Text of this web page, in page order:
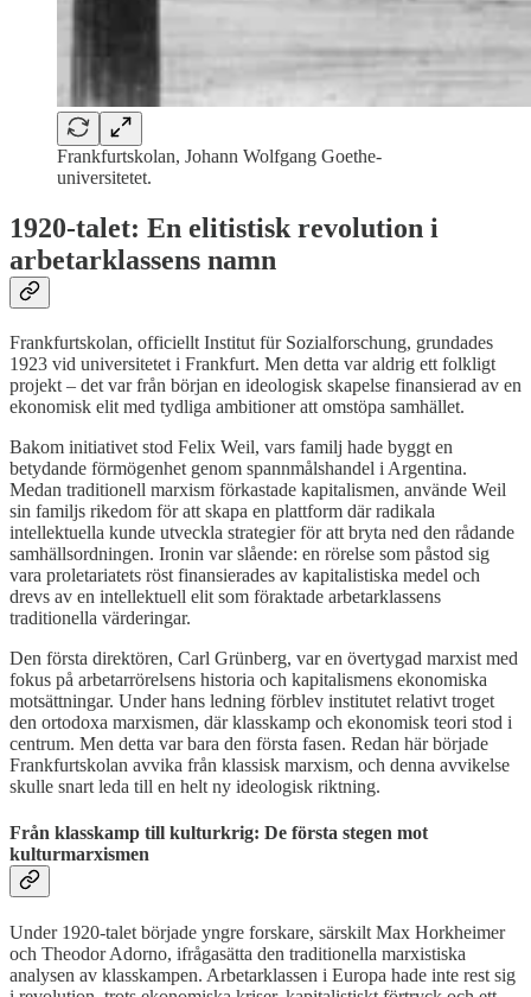
Frankfurtskolan, Johann Wolfgang Goethe-
universitetet.
1920-talet: En elitistisk revolution i
arbetarklassens namn
Frankfurtskolan, officiellt Institut für Sozialforschung, grundades
1923 vid universitetet i Frankfurt. Men detta var aldrig ett folkligt
projekt – det var från början en ideologisk skapelse finansierad av en
ekonomisk elit med tydliga ambitioner att omstöpa samhället.
Bakom initiativet stod Felix Weil, vars familj hade byggt en
betydande förmögenhet genom spannmålshandel i Argentina.
Medan traditionell marxism förkastade kapitalismen, använde Weil
sin familjs rikedom för att skapa en plattform där radikala
intellektuella kunde utveckla strategier för att bryta ned den rådande
samhällsordningen. Ironin var slående: en rörelse som påstod sig
vara proletariatets röst finansierades av kapitalistiska medel och
drevs av en intellektuell elit som föraktade arbetarklassens
traditionella värderingar.
Den första direktören, Carl Grünberg, var en övertygad marxist med
fokus på arbetarrörelsens historia och kapitalismens ekonomiska
motsättningar. Under hans ledning förblev institutet relativt troget
den ortodoxa marxismen, där klasskamp och ekonomisk teori stod i
centrum. Men detta var bara den första fasen. Redan här började
Frankfurtskolan avvika från klassisk marxism, och denna avvikelse
skulle snart leda till en helt ny ideologisk riktning.
Från klasskamp till kulturkrig: De första stegen mot
kulturmarxismen
Under 1920-talet började yngre forskare, särskilt Max Horkheimer
och Theodor Adorno, ifrågasätta den traditionella marxistiska
analysen av klasskampen. Arbetarklassen i Europa hade inte rest sig